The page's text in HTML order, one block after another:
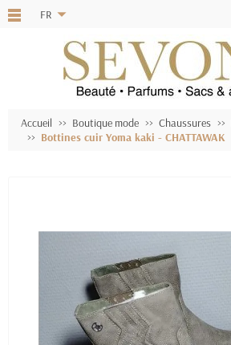
FR
Accueil Boutique mode Chaussures
Bottines cuir Yoma kaki - CHATTAWAK